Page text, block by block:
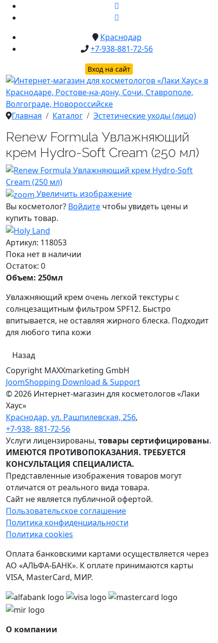
Краснодар
+7-938-881-72-56
Вход на сайт
Главная Каталог Эстетические уходы (лицо)
Renew Formula Увлажняющий
крем Hydro-Soft Cream (250 мл)
Увеличить изображение
Вы косметолог? Войдите чтобы увидеть цены и
купить товар.
Артикул: 118053
Пока нет в наличии
Остаток: 0
Объем: 250мл
Увлажняющий крем очень легкой текстуры с
солнцезащитным фильтром SPF12. Быстро
впитывается, не оставляя жирного блеска. Подходит
для любого типа кожи
Copyright MAXXmarketing GmbH
JoomShopping Download & Support
© 2026 Интернет-магазин для косметологов «Лаки
Хаус»
Краснодар, ул. Рашпилевская, 256,
+7-938- 881-72-56
Услуги лицензированы, товары сертифицированы.
ИМЕЮТСЯ ПРОТИВОПОКАЗАНИЯ. ТРЕБУЕТСЯ
КОНСУЛЬТАЦИЯ СПЕЦИАЛИСТА.
Представленные изображения товаров могут
отличатся от реального вида товара.
Сайт не является публичной офертой.
Пользовательское соглашение
Политика конфиденциальности
Политика cookies
Оплата банковскими картами осуществляется через
АО «АЛЬФА-БАНК». К оплате принимаются карты
VISA, MasterCard, МИР.
О компании